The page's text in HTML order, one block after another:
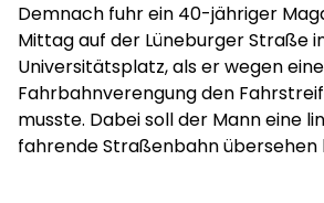
Demnach fuhr ein 40-jähriger
Mittag auf der Lüneburger Straße
Universitätsplatz, als er wegen
Fahrbahnverengung den
musste. Dabei soll der Mann eine
fahrende Straßenbahn übersehen